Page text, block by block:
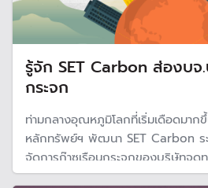
รู้จัก SET Carbon ส่องบจ
กระจก
ท่ามกลางอุณหภูมิโลกที่เริ่มเดือดมา
หลักทรัพย์ฯ พัฒนา SET Carbon ร
จัดการก๊าซเรือนกระจกของบริษัทจด
สะดวกนักลงทุน และหน่วยงานต่าง ๆ